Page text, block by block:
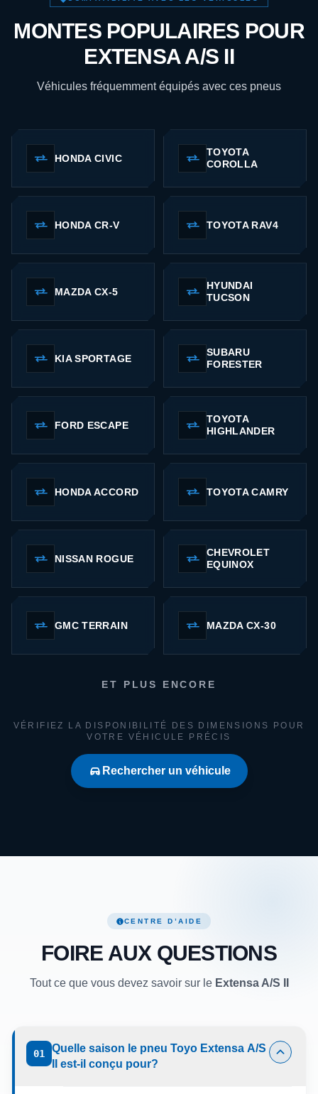
MONTES POPULAIRES POUR
EXTENSA A/S II
Véhicules fréquemment équipés avec ces pneus
HONDA CIVIC
TOYOTA
COROLLA
HONDA CR-V TOYOTA RAV4
MAZDA CX-5
HYUNDAI
TUCSON
KIA SPORTAGE
SUBARU
FORESTER
FORD ESCAPE
TOYOTA
HIGHLANDER
HONDA ACCORD TOYOTA CAMRY
NISSAN ROGUE
CHEVROLET
EQUINOX
GMC TERRAIN MAZDA CX-30
ET PLUS ENCORE
VÉRIFIEZ LA DISPONIBILITÉ DES DIMENSIONS POUR
VOTRE VÉHICULE PRÉCIS
Rechercher un véhicule
CENTRE D’AIDE
FOIRE AUX QUESTIONS
Tout ce que vous devez savoir sur le Extensa A/S II
01
Quelle saison le pneu Toyo Extensa A/S
II est-il conçu pour?